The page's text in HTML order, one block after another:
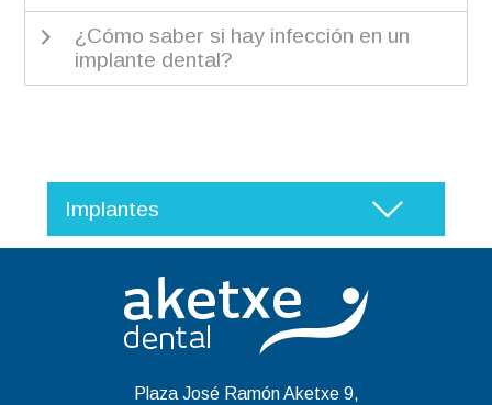
¿Cómo saber si hay infección en un
implante dental?
Implantes
Plaza José Ramón Aketxe 9,